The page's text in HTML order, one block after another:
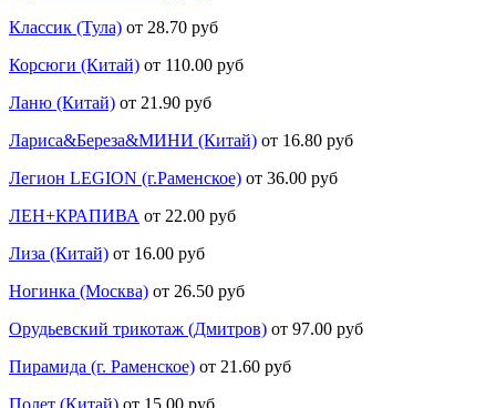
Классик (Тула) от 28.70 руб
Корсюги (Китай) от 110.00 руб
Ланю (Китай) от 21.90 руб
Лариса&Береза&МИНИ (Китай) от 16.80 руб
Легион LEGION (г.Раменское) от 36.00 руб
ЛЕН+КРАПИВА от 22.00 руб
Лиза (Китай) от 16.00 руб
Ногинка (Москва) от 26.50 руб
Орудьевский трикотаж (Дмитров) от 97.00 руб
Пирамида (г. Раменское) от 21.60 руб
Полет (Китай) от 15.00 руб